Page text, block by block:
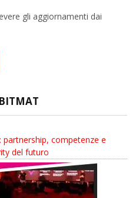
gli aggiornamenti dai
partnership, competenze e
del futuro